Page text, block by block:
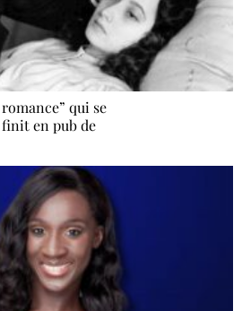
qui se
en pub de